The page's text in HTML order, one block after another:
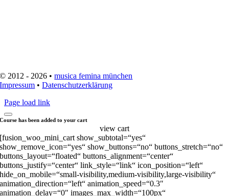
© 2012 - 2026 •musica femina münchen
Impressum •Datenschutzerklärung
Page load link
Course has been added to your cart
view cart
[fusion_woo_mini_cart show_subtotal=“yes“
show_remove_icon=“yes“ show_buttons=“no“ buttons_stretch=“no“
buttons_layout=“floated“ buttons_alignment=“center“
buttons_justify=“center“ link_style=“link“ icon_position=“left“
hide_on_mobile=“small-visibility,medium-visibility,large-visibility“
animation_direction=“left“ animation_speed=“0.3″
animation_delay=“0″ images_max_width=“100px“